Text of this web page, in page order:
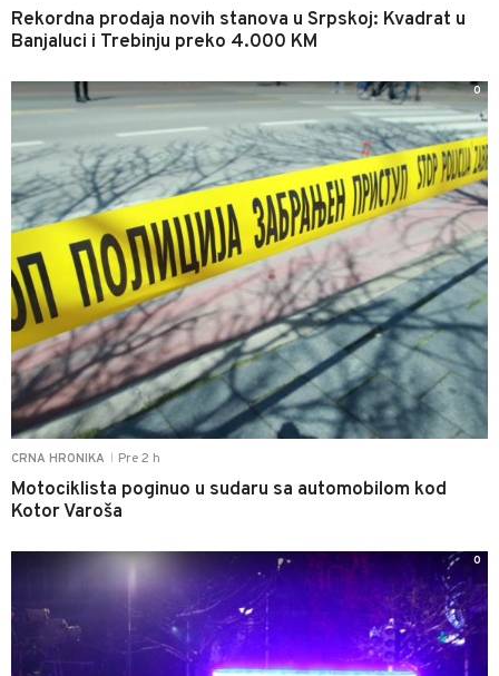
Rekordna prodaja novih stanova u Srpskoj: Kvadrat u
Banjaluci i Trebinju preko 4.000 KM
CRNA HRONIKA Pre 2 h
Motociklista poginuo u sudaru sa automobilom kod
Kotor Varoša
0
0